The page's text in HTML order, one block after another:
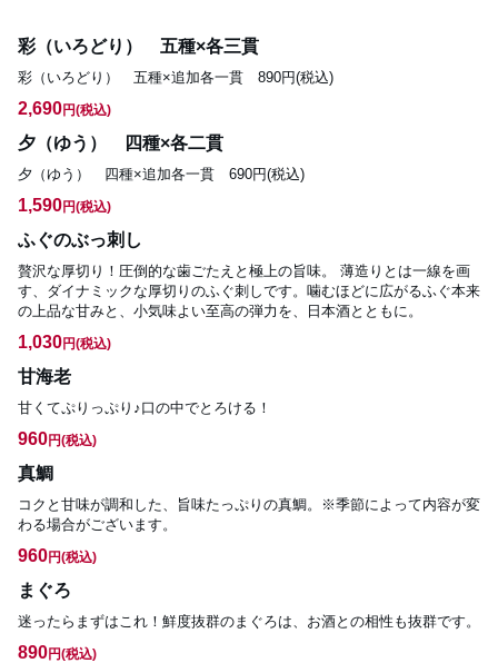
彩（いろどり） 五種×各三貫
彩（いろどり）　五種×追加各一貫　890円(税込)
2,690円(税込)
夕（ゆう） 四種×各二貫
夕（ゆう）　四種×追加各一貫　690円(税込)
1,590円(税込)
ふぐのぶっ刺し
贅沢な厚切り！圧倒的な歯ごたえと極上の旨味。 薄造りとは一線を画
す、ダイナミックな厚切りのふぐ刺しです。噛むほどに広がるふぐ本来
の上品な甘みと、小気味よい至高の弾力を、日本酒とともに。
1,030円(税込)
甘海老
甘くてぷりっぷり♪口の中でとろける！
960円(税込)
真鯛
コクと甘味が調和した、旨味たっぷりの真鯛。※季節によって内容が変
わる場合がございます。
960円(税込)
まぐろ
迷ったらまずはこれ！鮮度抜群のまぐろは、お酒との相性も抜群です。
890円(税込)